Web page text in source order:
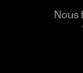
Nous